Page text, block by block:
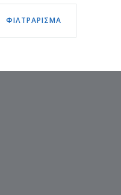
Ελάχιστη
Μέγιστη
ΦΙΛΤΡΆΡΙΣΜΑ